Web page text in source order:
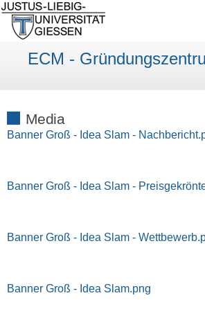
ECM -
Media
Banner Groß - Idea Slam -
Banner Groß - Idea Slam -
Banner Groß - Idea Slam -
Banner Groß - Idea Slam.png